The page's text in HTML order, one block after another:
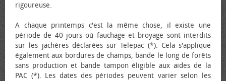
rigoureuse.
A chaque printemps c'est la même chose, il existe une
période de 40 jours où fauchage et broyage sont interdits
sur les jachères déclarées sur Telepac (*). Cela s'applique
également aux bordures de champs, bande le long de forêts
sans production et bande tampon éligible aux aides de la
PAC (*). Les dates des périodes peuvent varier selon les